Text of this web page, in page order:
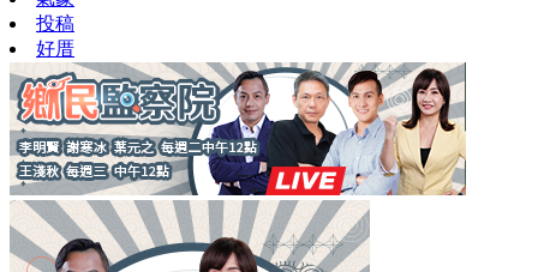
投稿
好厝